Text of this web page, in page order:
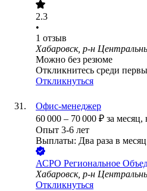
2.3
•
1 отзыв
Хабаровск, р-н
Можно без резюме
Откликнитесь среди
Откликнуться
Офис-менеджер
60 000 – 70 000 ₽ за месяц,
Опыт 3-6 лет
Выплаты: Два раза в месяц
АСРО Региональное
Хабаровск, р-н
Откликнуться